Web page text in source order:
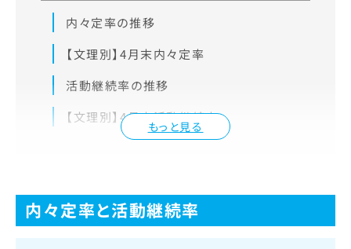
もっと見る
内々定率の推移
【文理別】4月末内々定率
活動継続率の推移
【文理別】4月末活動継続率
内々定率と活動継続率